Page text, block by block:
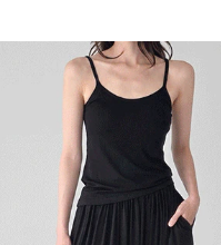
일리 하게 활용하기 좋아요~